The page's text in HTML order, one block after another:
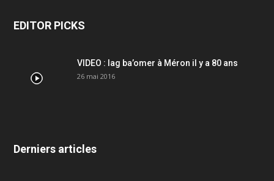
EDITOR PICKS
VIDEO : lag ba’omer à Méron il y a 80 ans
26 mai 2016
Derniers articles